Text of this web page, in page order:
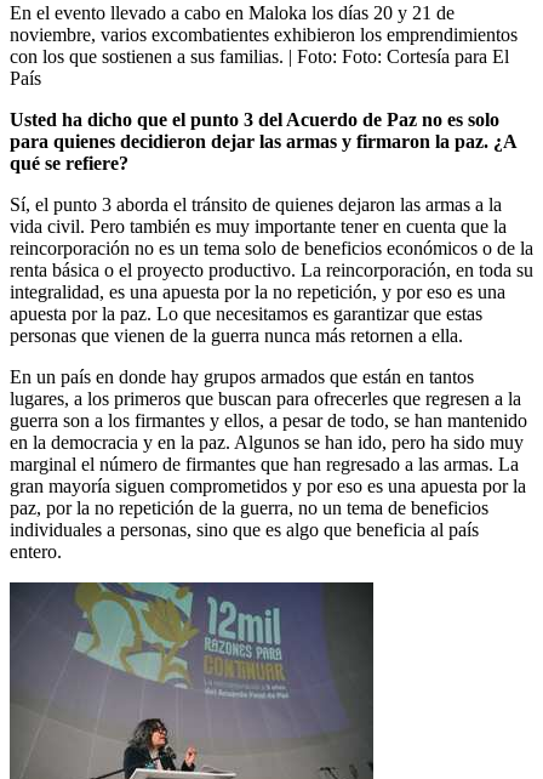
En el evento llevado a cabo en Maloka los días 20 y 21 de
noviembre, varios excombatientes exhibieron los emprendimientos
con los que sostienen a sus familias. | Foto: Foto: Cortesía para El
País
Usted ha dicho que el punto 3 del Acuerdo de Paz no es solo
para quienes decidieron dejar las armas y firmaron la paz. ¿A
qué se refiere?
Sí, el punto 3 aborda el tránsito de quienes dejaron las armas a la
vida civil. Pero también es muy importante tener en cuenta que la
reincorporación no es un tema solo de beneficios económicos o de la
renta básica o el proyecto productivo. La reincorporación, en toda su
integralidad, es una apuesta por la no repetición, y por eso es una
apuesta por la paz. Lo que necesitamos es garantizar que estas
personas que vienen de la guerra nunca más retornen a ella.
En un país en donde hay grupos armados que están en tantos
lugares, a los primeros que buscan para ofrecerles que regresen a la
guerra son a los firmantes y ellos, a pesar de todo, se han mantenido
en la democracia y en la paz. Algunos se han ido, pero ha sido muy
marginal el número de firmantes que han regresado a las armas. La
gran mayoría siguen comprometidos y por eso es una apuesta por la
paz, por la no repetición de la guerra, no un tema de beneficios
individuales a personas, sino que es algo que beneficia al país
entero.